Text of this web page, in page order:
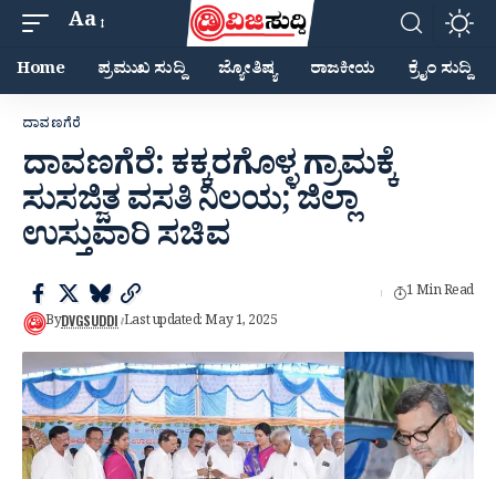
Aa
Home ಪ್ರಮುಖ ಸುದ್ದಿ ಜ್ಯೋತಿಷ್ಯ ರಾಜಕೀಯ ಕ್ರೈಂ ಸುದ್ದಿ
ದಾವಣಗೆರೆ
ದಾವಣಗೆರೆ: ಕಕ್ಕರಗೊಳ್ಳ ಗ್ರಾಮಕ್ಕೆ
ಸುಸಜ್ಜಿತ ವಸತಿ ನಿಲಯ; ಜಿಲ್ಲಾ
ಉಸ್ತುವಾರಿ ಸಚಿವ
ByDVGSUDDI Last updated: May 1, 2025
1 Min Read